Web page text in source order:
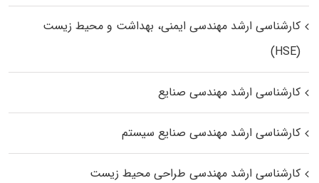
کارشناسی ارشد مهندسی ایمنی، بهداشت و محیط زیست
(HSE)
کارشناسی ارشد مهندسی صنایع
کارشناسی ارشد مهندسی صنایع سیستم
کارشناسی ارشد مهندسی طراحی محیط زیست